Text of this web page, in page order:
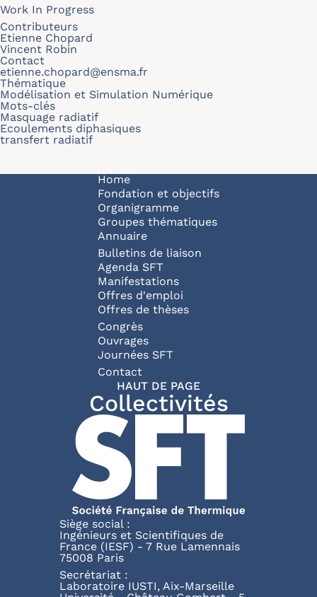
Work In Progress
Contributeurs
Etienne Chopard
Vincent Robin
Contact
etienne.chopard@ensma.fr
Thématique
Modélisation et Simulation Numérique
Mots-clés
Masquage radiatif
Ecoulements diphasiques
transfert radiatif
Navigation principale
Home
Fondation et objectifs
Organigramme
Groupes thématiques
Annuaire
Bulletins de liaison
Agenda SFT
Manifestations
Offres d'emploi
Offres de thèses
Congrès
Ouvrages
Journées SFT
Pied de page
Contact
HAUT DE PAGE
Collectivités
Siège social :
Ingénieurs et Scientifiques de
France (IESF) - 7 Rue Lamennais
75008 Paris
Secrétariat :
Laboratoire IUSTI, Aix-Marseille